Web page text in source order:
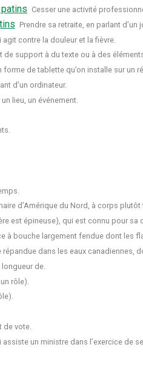
Cesser une activité
Prendre sa retraite, en parlant d’un
contre la douleur et la fièvre.
de support à du texte ou à des
forme de tablette qu’on installe sur un
d’un ordinateur.
lieu, un événement.
d’Amérique du Nord, à corps
est épineuse), qui est connu pour sa
à bouche largement fendue dont les
répandue dans les eaux canadiennes,
longueur de.
rôle).
de vote.
assiste un ministre dans l’exercice de